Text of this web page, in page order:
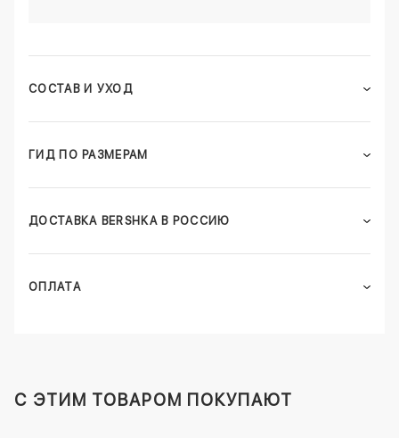
СОСТАВ И УХОД
ГИД ПО РАЗМЕРАМ
ДОСТАВКА BERSHKA В РОССИЮ
ОПЛАТА
C ЭТИМ ТОВАРОМ ПОКУПАЮТ